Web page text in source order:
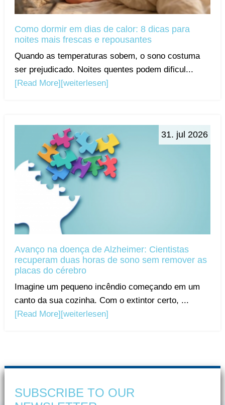
Como dormir em dias de calor: 8 dicas para
noites mais frescas e repousantes
Quando as temperaturas sobem, o sono costuma
ser prejudicado. Noites quentes podem dificul...
[Read More] [weiterlesen]
31. jul 2026
Avanço na doença de Alzheimer: Cientistas
recuperam duas horas de sono sem remover as
placas do cérebro
Imagine um pequeno incêndio começando em um
canto da sua cozinha. Com o extintor certo, ...
[Read More] [weiterlesen]
SUBSCRIBE TO OUR